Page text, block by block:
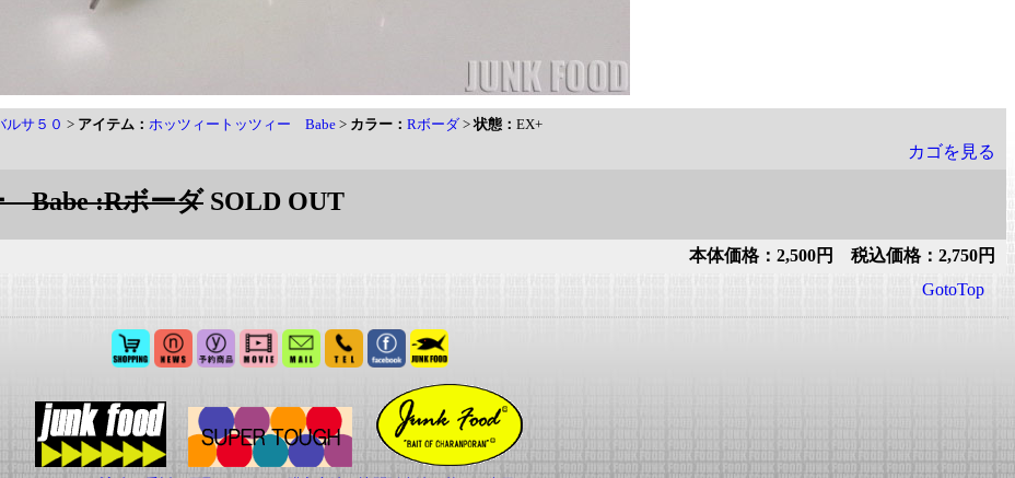
ルサ５０ > アイテム： ホッツィートッツィー Babe > カラー： Rボーダ >状態： EX+
カゴを見る
Babe :RボーダSOLD OUT
本体価格：2,500円 税込価格：2,750円
GotoTop